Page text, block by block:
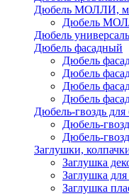
Дюбель МОЛЛИ,
Дюбель
Дюбель
Дюбель фасадный
Дюбель
Дюбель
Дюбель
Дюбель
Дюбель-гвоздь
Дюбель-
Дюбель-
Заглушки,
Заглушка
Заглушка для
Заглушка